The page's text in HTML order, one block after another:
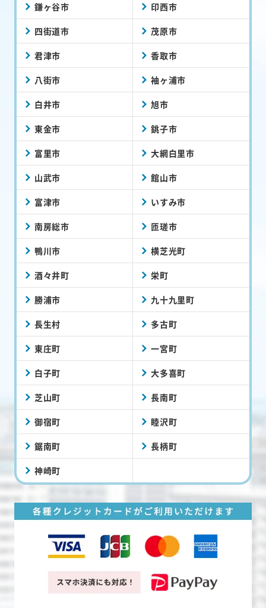
鎌ヶ谷市 印西市
四街道市 茂原市
君津市 香取市
八街市 袖ヶ浦市
白井市 旭市
東金市 銚子市
富里市 大網白里市
山武市 館山市
富津市 いすみ市
南房総市 匝瑳市
鴨川市 横芝光町
酒々井町 栄町
勝浦市 九十九里町
長生村 多古町
東庄町 一宮町
白子町 大多喜町
芝山町 長南町
御宿町 睦沢町
鋸南町 長柄町
神崎町